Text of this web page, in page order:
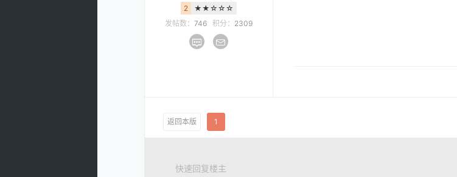
2
★★☆☆☆
发帖数： 746 积分： 2309
返回本版 1
快速回复楼主